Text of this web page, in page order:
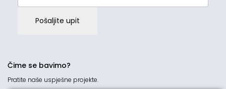
Pošaljite upit
Čime se bavimo?
Pratite naše uspješne projekte.